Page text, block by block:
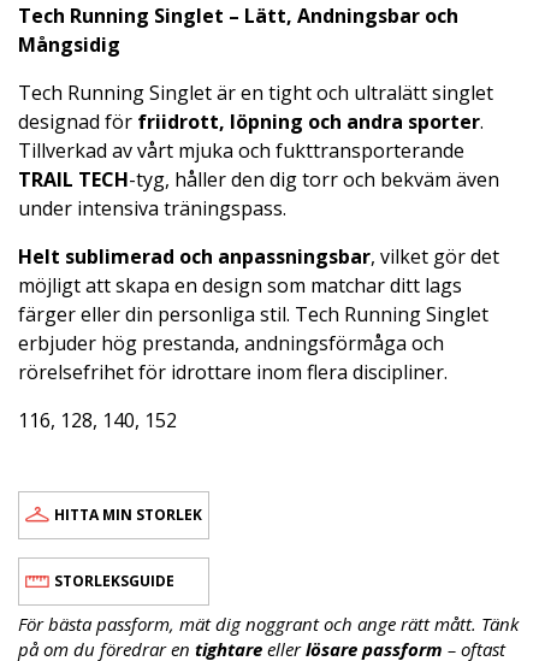
Tech Running Singlet – Lätt, Andningsbar och
Mångsidig
Tech Running Singlet är en tight och ultralätt singlet
designad för friidrott, löpning och andra sporter.
Tillverkad av vårt mjuka och fukttransporterande
TRAIL TECH-tyg, håller den dig torr och bekväm även
under intensiva träningspass.
Helt sublimerad och anpassningsbar, vilket gör det
möjligt att skapa en design som matchar ditt lags
färger eller din personliga stil. Tech Running Singlet
erbjuder hög prestanda, andningsförmåga och
rörelsefrihet för idrottare inom flera discipliner.
116, 128, 140, 152
HITTA MIN STORLEK
STORLEKSGUIDE
För bästa passform, mät dig noggrant och ange rätt mått. Tänk
på om du föredrar en tightare ellerlösare passform – oftast